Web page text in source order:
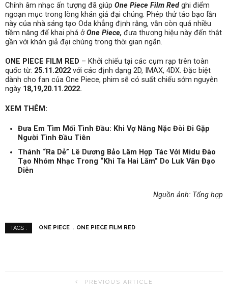
Chính âm nhạc ấn tượng đã giúp One Piece Film Redghi điểm
ngoạn mục trong lòng khán giả đại chúng. Phép thử táo bạo lần
này của nhà sáng tạo Oda khẳng định rằng, vẫn còn quá nhiều
tiềm năng để khai phá ởOne Piece, đưa thương hiệu này đến thật
gần với khán giả đại chúng trong thời gian ngắn.
ONE PIECE FILM RED – Khởi chiếu tại các cụm rạp trên toàn
quốc từ: 25.11.2022 với các định dạng 2D, IMAX, 4DX. Đặc biệt
dành cho fan của One Piece, phim sẽ có suất chiếu sớm nguyên
ngày 18,19,20.11.2022.
XEM THÊM:
Đưa Em Tìm Mối Tình Đầu: Khi Vợ Nằng Nặc Đòi Đi Gặp
Người Tình Đầu Tiên
Thánh “Ra Dẻ” Lê Dương Bảo Lâm Hợp Tác Với Midu Đào
Tạo Nhóm Nhạc Trong “Khi Ta Hai Lăm” Do Luk Vân Đạo
Diễn
Nguồn ảnh: Tổng hợp
TAGS : ONE PIECE ONE PIECE FILM RED
PREVIOUS ARTICLE